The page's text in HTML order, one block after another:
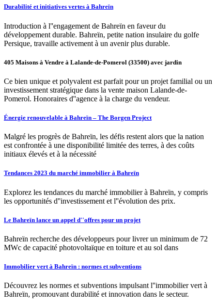
Durabilité et initiatives vertes à Bahreïn
Introduction à l''engagement de Bahreïn en faveur du
développement durable. Bahreïn, petite nation insulaire du golfe
Persique, travaille activement à un avenir plus durable.
405 Maisons à Vendre à Lalande-de-Pomerol (33500) avec jardin
Ce bien unique et polyvalent est parfait pour un projet familial ou un
investissement stratégique dans la vente maison Lalande-de-
Pomerol. Honoraires d''agence à la charge du vendeur.
Énergie renouvelable à Bahreïn – The Borgen Project
Malgré les progrès de Bahreïn, les défis restent alors que la nation
est confrontée à une disponibilité limitée des terres, à des coûts
initiaux élevés et à la nécessité
Tendances 2023 du marché immobilier à Bahreïn
Explorez les tendances du marché immobilier à Bahreïn, y compris
les opportunités d''investissement et l''évolution des prix.
Le Bahreïn lance un appel d''offres pour un projet
Bahreïn recherche des développeurs pour livrer un minimum de 72
MWc de capacité photovoltaïque en toiture et au sol dans
Immobilier vert à Bahreïn : normes et subventions
Découvrez les normes et subventions impulsant l''immobilier vert à
Bahreïn, promouvant durabilité et innovation dans le secteur.